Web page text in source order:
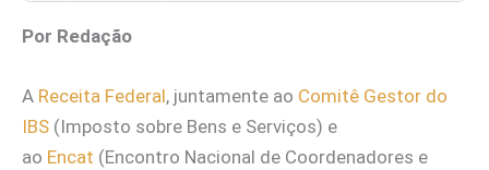
Por Redação
A Receita Federal, juntamente ao Comitê Gestor do
IBS (Imposto sobre Bens e Serviços) e
ao Encat (Encontro Nacional de Coordenadores e